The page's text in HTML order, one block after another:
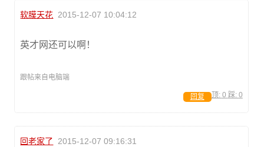
软膜天花 2015-12-07 10:04:12
英才网还可以啊！
跟帖来自电脑端
顶: 0 踩: 0
回复
回老家了 2015-12-07 09:16:31